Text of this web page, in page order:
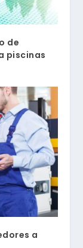
de
piscinas
a